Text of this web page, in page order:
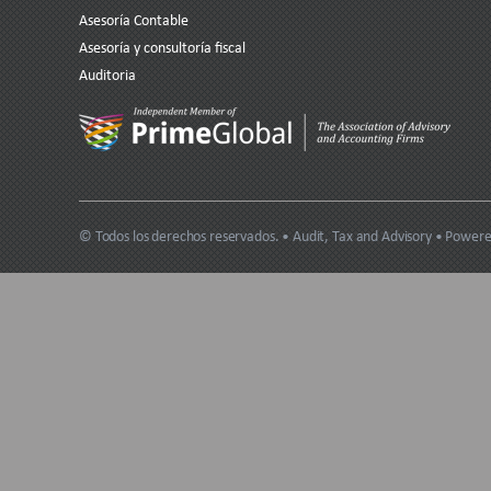
Asesoría Contable
Asesoría y consultoría fiscal
Auditoria
© Todos los derechos reservados. • Audit, Tax and Advisory •